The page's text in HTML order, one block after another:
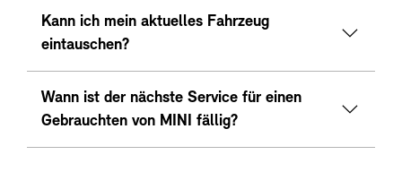
Kann ich mein aktuelles Fahrzeug
eintauschen?
Wann ist der nächste Service für einen
Gebrauchten von MINI fällig?